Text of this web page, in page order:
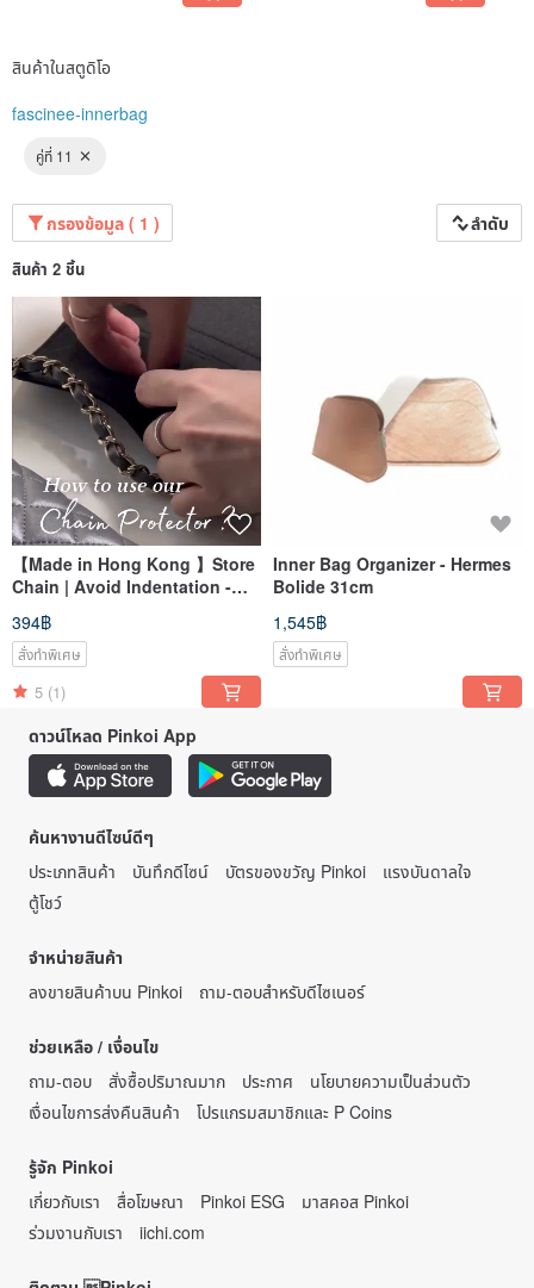
สินค้าในสตูดิโอ
fascinee-innerbag
คู่ที่ 11
กรองข้อมูล ( 1 ) ลำดับ
สินค้า 2 ชิ้น
【Made in Hong Kong 】Store
Chain | Avoid Indentation -
Bag Chain Protector
394฿
สั่งทำพิเศษ
5 (1)
Inner Bag Organizer - Hermes
Bolide 31cm
1,545฿
สั่งทำพิเศษ
ดาวน์โหลด Pinkoi App
ค้นหางานดีไซน์ดีๆ
ประเภทสินค้า
บันทึกดีไซน์ บัตรของขวัญ Pinkoi
แรงบันดาลใจ
ตู้โชว์
จำหน่ายสินค้า
ลงขายสินค้าบน Pinkoi
ถาม-ตอบสำหรับดีไซเนอร์
ช่วยเหลือ / เงื่อนไข
ถาม-ตอบ
สั่งซื้อปริมาณมาก ประกาศ
นโยบายความเป็นส่วนตัว
เงื่อนไขการส่งคืนสินค้า
โปรแกรมสมาชิกและ P Coins
รู้จัก Pinkoi
เกี่ยวกับเรา
สื่อโฆษณา Pinkoi ESG
มาสคอส Pinkoi
ร่วมงานกับเรา
iichi.com